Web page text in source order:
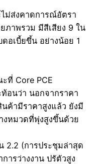
ม่ส่งคาดการณ์อัตรา
ภาพรวม มีสีเสียง 9 ใน
ดอเบี้ยขึ้น อย่างน้อย 1
ที่ Core PCE
อนว่า นอกจากราคา
ค้ามีราคาสูงแล้ว ยังมี
งหมวดที่พุ่งสูงขึ้นด้วย
2.2 (การประชุมล่าสุด
ารว่างงาน ปรัตัวสูง